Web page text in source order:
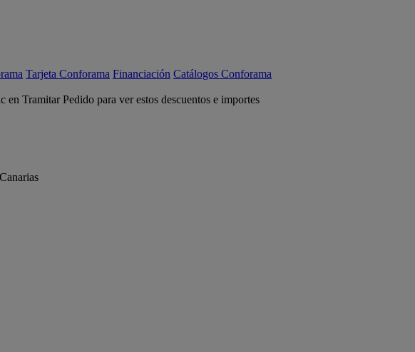
Tarjeta Conforama Financiación Catálogos Conforama
Tramitar Pedido para ver estos descuentos e importes
Canarias